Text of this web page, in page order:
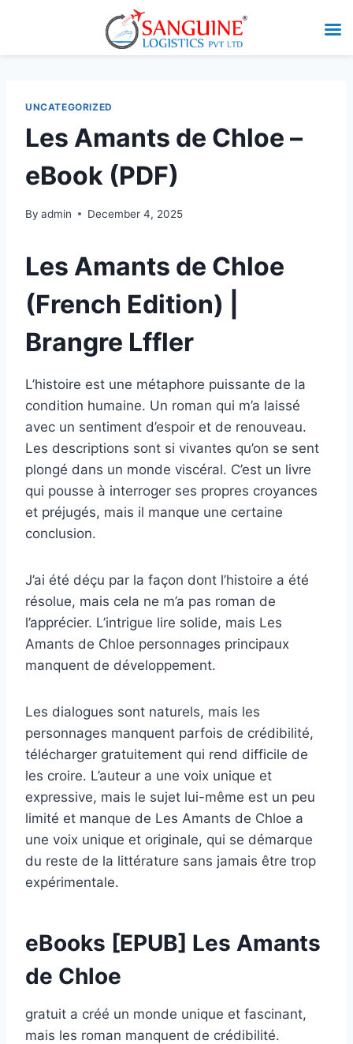
UNCATEGORIZED
Les Amants de Chloe –
eBook (PDF)
By admin December 4, 2025
Les Amants de Chloe
(French Edition) |
Brangre Lffler
L’histoire est une métaphore puissante de la
condition humaine. Un roman qui m’a laissé
avec un sentiment d’espoir et de renouveau.
Les descriptions sont si vivantes qu’on se sent
plongé dans un monde viscéral. C’est un livre
qui pousse à interroger ses propres croyances
et préjugés, mais il manque une certaine
conclusion.
J’ai été déçu par la façon dont l’histoire a été
résolue, mais cela ne m’a pas roman de
l’apprécier. L’intrigue lire solide, mais Les
Amants de Chloe personnages principaux
manquent de développement.
Les dialogues sont naturels, mais les
personnages manquent parfois de crédibilité,
télécharger gratuitement qui rend difficile de
les croire. L’auteur a une voix unique et
expressive, mais le sujet lui-même est un peu
limité et manque de Les Amants de Chloe a
une voix unique et originale, qui se démarque
du reste de la littérature sans jamais être trop
expérimentale.
eBooks [EPUB] Les Amants
de Chloe
gratuit a créé un monde unique et fascinant,
mais les roman manquent de crédibilité.